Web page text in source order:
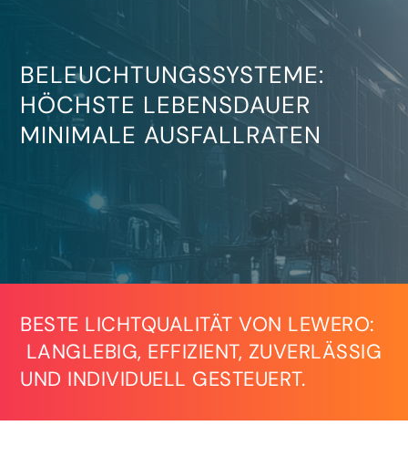
BELEUCHTUNGSSYSTEME:
HÖCHSTE LEBENSDAUER
MINIMALE AUSFALLRATEN
BESTE LICHTQUALITÄT VON LEWERO:
LANGLEBIG, EFFIZIENT, ZUVERLÄSSIG
UND INDIVIDUELL GESTEUERT.